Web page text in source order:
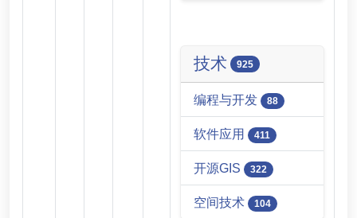
技术 925
编程与开发 88
软件应用 411
开源GIS 322
空间技术 104